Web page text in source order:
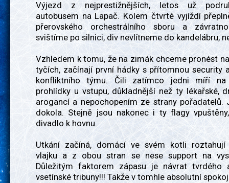
Výjezd z nejprestižnějších, letos už
autobusem na Lapač. Kolem čtvrté vyjíždí
přerovského orchestrálního sboru a
svištíme po silnici, div nevlítneme do kandelábru,
Vzhledem k tomu, že na zimák chceme pronést
tyčích, začínají první hádky s přítomnou security
konfliktního týmu. Čili zatímco jedni míří na
prohlídky u vstupu, důkladnější než ty lékařské,
arogancí a nepochopením ze strany pořadatelů.
dokola. Stejně jsou nakonec i ty flagy
divadlo k hovnu.
Utkání začíná, domácí ve svém kotli roztahují
vlajku a z obou stran se nese support na
Důležitým faktorem zápasu je návrat tvrdého
vsetínské tribuny!!! Takže v tomhle absolutní